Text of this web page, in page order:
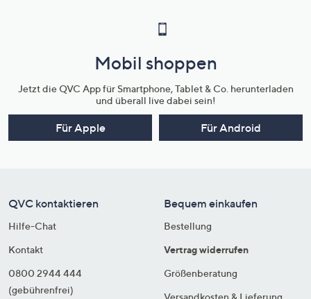
Mobil shoppen
Jetzt die QVC App für Smartphone, Tablet & Co. herunterladen
und überall live dabei sein!
Für Apple Für Android
QVC kontaktieren
Hilfe-Chat
Kontakt
0800 2944 444
(gebührenfrei)
Bequem einkaufen
Bestellung
Vertrag widerrufen
Größenberatung
Versandkosten & Lieferung